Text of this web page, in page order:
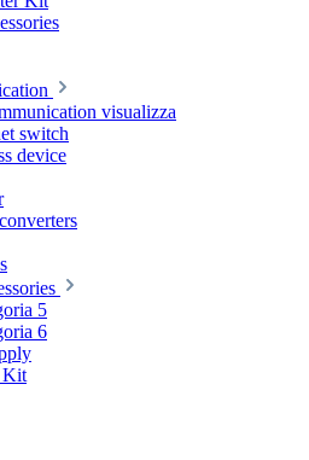
visualizza
switch
device
5
6
Kit